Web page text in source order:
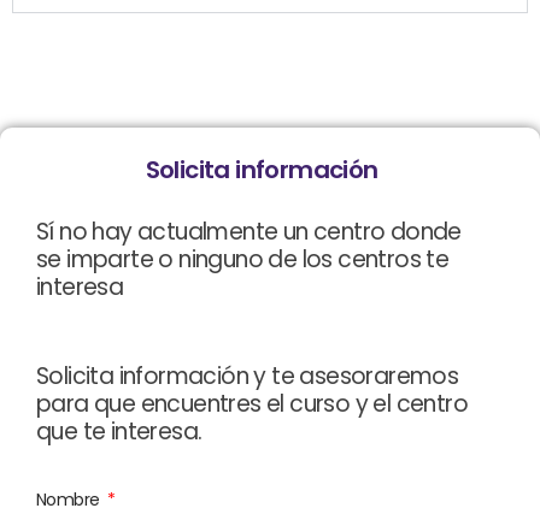
Solicita información
Sí no hay actualmente un centro donde
se imparte o ninguno de los centros te
interesa
Solicita información y te asesoraremos
para que encuentres el curso y el centro
que te interesa.
Nombre